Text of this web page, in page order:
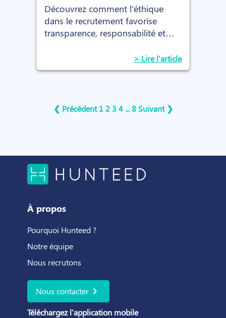
Découvrez comment l'éthique
dans le recrutement favorise
transparence, responsabilité et
entre employeurs et candidats.
> Lire l'article
❮ Précédent 1 2 3 4 ... 8 Suivant ❯
À propos
Pourquoi Hunteed ?
Notre équipe
Nous recrutons
Nous contacter chevron_right
Téléchargez l'application mobile